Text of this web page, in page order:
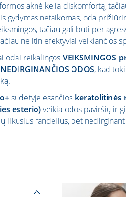
aknė kelia diskomfortą,
gydymas netaikomas, oda
tačiau gali būti per
ne itin efektyviai veikiančios
odai reikalingos VEIKSMINGOS
NEDIRGINANČIOS ODOS, kad
sudėtyje esančios keratolitinės
esterio)veikia odos paviršių ir
likusius randelius, bet